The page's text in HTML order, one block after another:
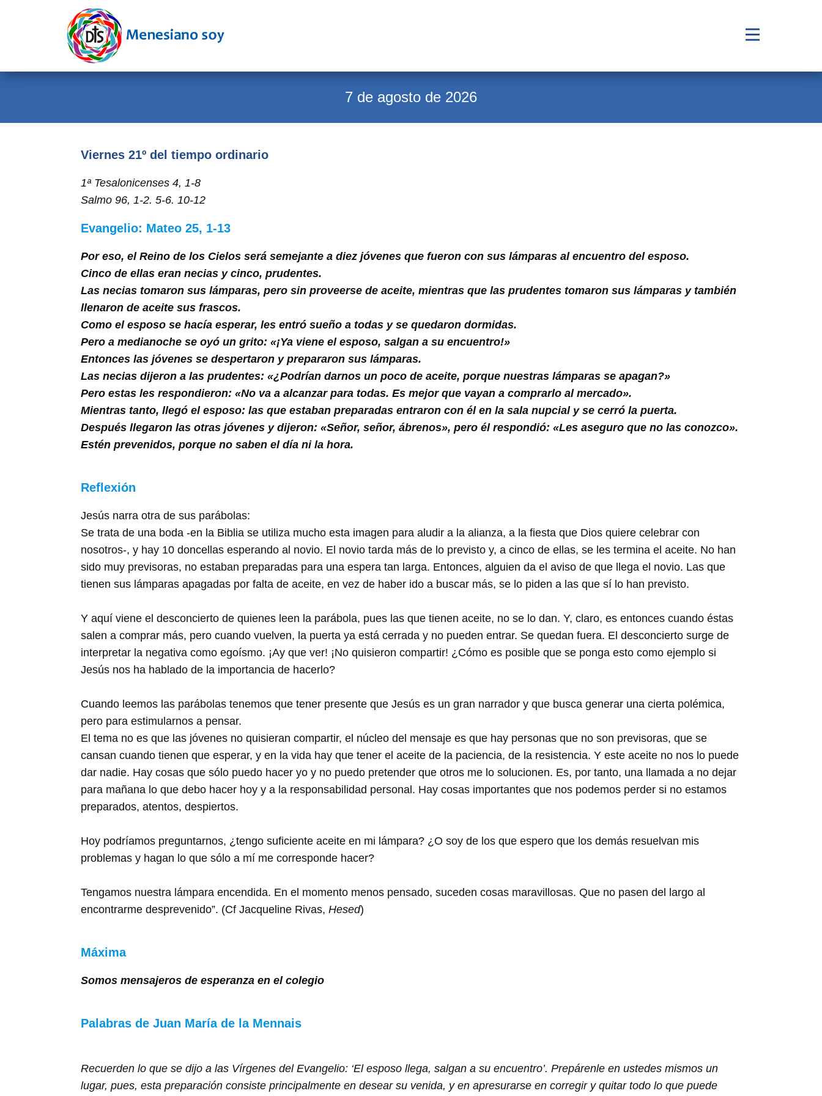
Calendario
Familia Menesiana
Pastoral Vocacional
7 de agosto de 2026
Viernes 21º del tiempo ordinario
1ª Tesalonicenses 4, 1-8
Salmo 96, 1-2. 5-6. 10-12
Evangelio: Mateo 25, 1-13
Por eso, el Reino de los Cielos será semejante a diez jóvenes que fueron con sus lámparas al encuentro del esposo.
Cinco de ellas eran necias y cinco, prudentes.
Las necias tomaron sus lámparas, pero sin proveerse de aceite, mientras que las prudentes tomaron sus lámparas y también
llenaron de aceite sus frascos.
Como el esposo se hacía esperar, les entró sueño a todas y se quedaron dormidas.
Pero a medianoche se oyó un grito: «¡Ya viene el esposo, salgan a su encuentro!»
Entonces las jóvenes se despertaron y prepararon sus lámparas.
Las necias dijeron a las prudentes: «¿Podrían darnos un poco de aceite, porque nuestras lámparas se apagan?»
Pero estas les respondieron: «No va a alcanzar para todas. Es mejor que vayan a comprarlo al mercado».
Mientras tanto, llegó el esposo: las que estaban preparadas entraron con él en la sala nupcial y se cerró la puerta.
Después llegaron las otras jóvenes y dijeron: «Señor, señor, ábrenos», pero él respondió: «Les aseguro que no las conozco».
Estén prevenidos, porque no saben el día ni la hora.
Reflexión
Jesús narra otra de sus parábolas:
Se trata de una boda -en la Biblia se utiliza mucho esta imagen para aludir a la alianza, a la fiesta que Dios quiere celebrar con
nosotros-, y hay 10 doncellas esperando al novio. El novio tarda más de lo previsto y, a cinco de ellas, se les termina el aceite. No han
sido muy previsoras, no estaban preparadas para una espera tan larga. Entonces, alguien da el aviso de que llega el novio. Las que
tienen sus lámparas apagadas por falta de aceite, en vez de haber ido a buscar más, se lo piden a las que sí lo han previsto.
Y aquí viene el desconcierto de quienes leen la parábola, pues las que tienen aceite, no se lo dan. Y, claro, es entonces cuando éstas
salen a comprar más, pero cuando vuelven, la puerta ya está cerrada y no pueden entrar. Se quedan fuera. El desconcierto surge de
interpretar la negativa como egoísmo. ¡Ay que ver! ¡No quisieron compartir! ¿Cómo es posible que se ponga esto como ejemplo si
Jesús nos ha hablado de la importancia de hacerlo?
Cuando leemos las parábolas tenemos que tener presente que Jesús es un gran narrador y que busca generar una cierta polémica,
pero para estimularnos a pensar.
El tema no es que las jóvenes no quisieran compartir, el núcleo del mensaje es que hay personas que no son previsoras, que se
cansan cuando tienen que esperar, y en la vida hay que tener el aceite de la paciencia, de la resistencia. Y este aceite no nos lo puede
dar nadie. Hay cosas que sólo puedo hacer yo y no puedo pretender que otros me lo solucionen. Es, por tanto, una llamada a no dejar
para mañana lo que debo hacer hoy y a la responsabilidad personal. Hay cosas importantes que nos podemos perder si no estamos
preparados, atentos, despiertos.
Hoy podríamos preguntarnos, ¿tengo suficiente aceite en mi lámpara? ¿O soy de los que espero que los demás resuelvan mis
problemas y hagan lo que sólo a mí me corresponde hacer?
Tengamos nuestra lámpara encendida. En el momento menos pensado, suceden cosas maravillosas. Que no pasen del largo al
encontrarme desprevenido”. (Cf Jacqueline Rivas, Hesed)
Máxima
Somos mensajeros de esperanza en el colegio
Palabras de Juan María de la Mennais
Recuerden lo que se dijo a las Vírgenes del Evangelio: ‘El esposo llega, salgan a su encuentro’. Prepárenle en ustedes mismos un
lugar, pues, esta preparación consiste principalmente en desear su venida, y en apresurarse en corregir y quitar todo lo que puede